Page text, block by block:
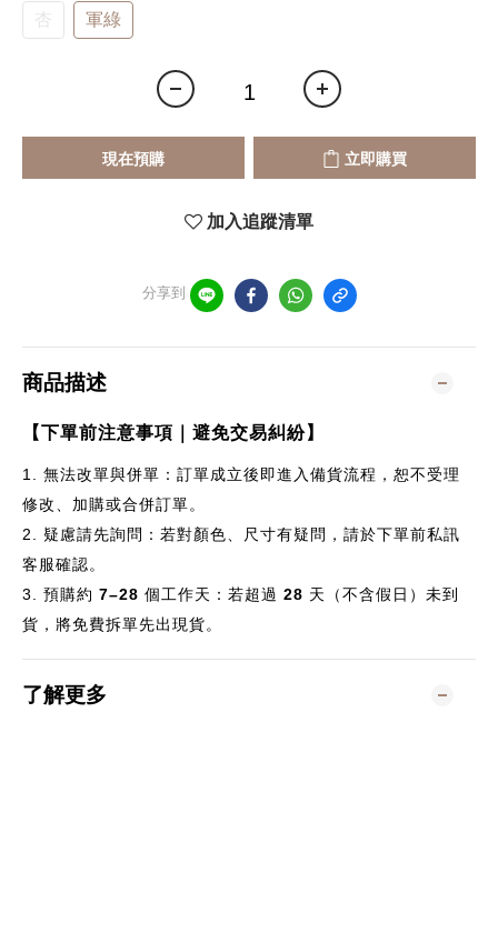
杏 軍綠
現在預購 立即購買
加入追蹤清單
分享到
商品描述
【下單前注意事項｜避免交易糾紛】
1.
無法改單與併單：訂單成立後即進入備貨流程，恕不受理
修改、加購或合併訂單。
2.
疑慮請先詢問：若對顏色、尺寸有疑問，請於下單前私訊
客服確認。
3.
預購約 7–28 個工作天：若超過 28 天（不含假日）未到
貨，將免費拆單先出現貨。
了解更多